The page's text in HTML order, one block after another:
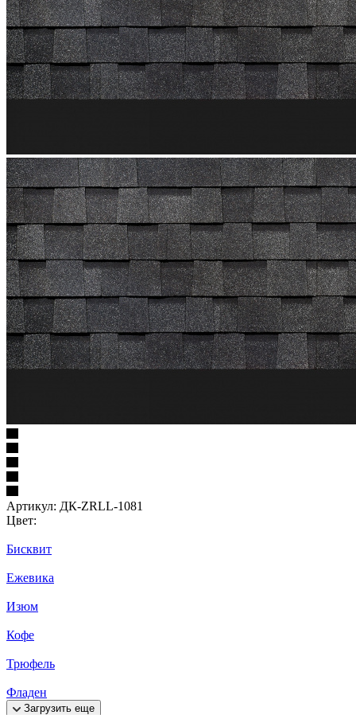
Артикул: ДК-ZRLL-1081
Цвет:
Бисквит
Ежевика
Изюм
Кофе
Трюфель
Фладен
Загрузить еще